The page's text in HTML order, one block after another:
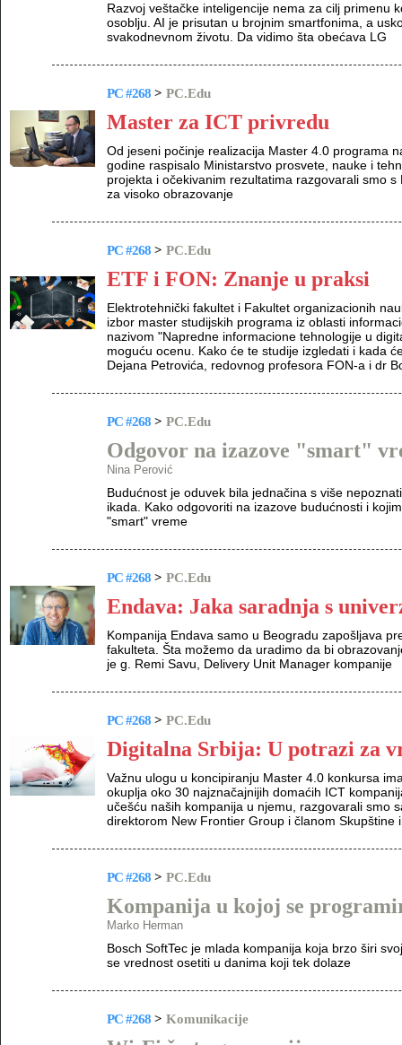
Razvoj veštačke inteligencije nema za cilj primenu
osoblju. AI je prisutan u brojnim smartfonima, a
svakodnevnom životu. Da vidimo šta obećava LG
PC #268 > PC.Edu
Master za ICT privredu
Od jeseni počinje realizacija Master 4.0 programa
godine raspisalo Ministarstvo prosvete, nauke i
projekta i očekivanim rezultatima razgovarali smo
za visoko obrazovanje
PC #268 > PC.Edu
ETF i FON: Znanje u praksi
Elektrotehnički fakultet i Fakultet organizacionih
izbor master studijskih programa iz oblasti
nazivom "Napredne informacione tehnologije u
moguću ocenu. Kako će te studije izgledati i kada
Dejana Petrovića, redovnog profesora FON-a i dr
PC #268 > PC.Edu
Odgovor na izazove "smart"
Nina Perović
Budućnost je oduvek bila jednačina s više
ikada. Kako odgovoriti na izazove budućnosti i
"smart" vreme
PC #268 > PC.Edu
Endava: Jaka saradnja s
Kompanija Endava samo u Beogradu zapošljava
fakulteta. Šta možemo da uradimo da bi
je g. Remi Savu, Delivery Unit Manager kompanije
PC #268 > PC.Edu
Digitalna Srbija: U potrazi za
Važnu ulogu u koncipiranju Master 4.0 konkursa
okuplja oko 30 najznačajnijih domaćih ICT
učešću naših kompanija u njemu, razgovarali smo
direktorom New Frontier Group i članom Skupštine
PC #268 > PC.Edu
Kompanija u kojoj se
Marko Herman
Bosch SoftTec je mlada kompanija koja brzo širi
se vrednost osetiti u danima koji tek dolaze
PC #268 > Komunikacije